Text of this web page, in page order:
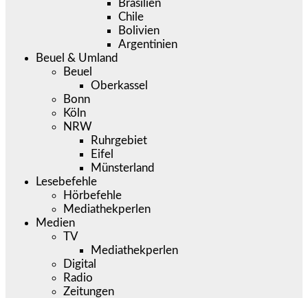
Brasilien
Chile
Bolivien
Argentinien
Beuel & Umland
Beuel
Oberkassel
Bonn
Köln
NRW
Ruhrgebiet
Eifel
Münsterland
Lesebefehle
Hörbefehle
Mediathekperlen
Medien
TV
Mediathekperlen
Digital
Radio
Zeitungen